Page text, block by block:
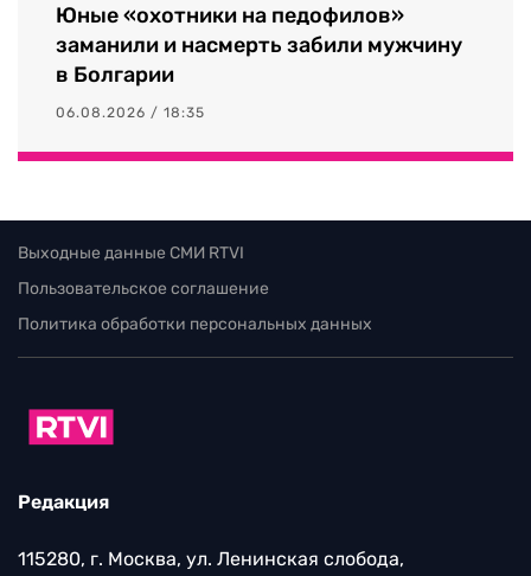
Юные «охотники на педофилов»
заманили и насмерть забили мужчину
в Болгарии
06.08.2026 / 18:35
Выходные данные СМИ RTVI
Пользовательское соглашение
Политика обработки персональных данных
Редакция
115280, г. Москва, ул. Ленинская слобода,